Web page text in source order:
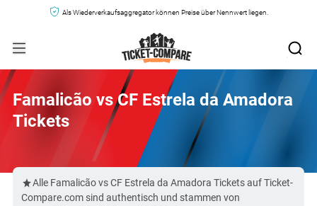
Als Wiederverkaufsaggregator können Preise über Nennwert liegen.
Famalicão vs CF Estrela da Amadora
Tickets
Alle Famalicão vs CF Estrela da Amadora Tickets auf Ticket-
Compare.com sind authentisch und stammen von